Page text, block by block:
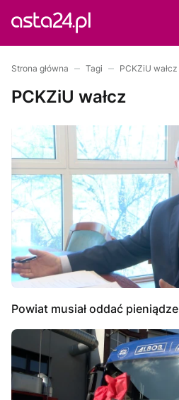
Strona główna Tagi PCKZiU wałcz
PCKZiU wałcz
Powiat musiał oddać pieniądze